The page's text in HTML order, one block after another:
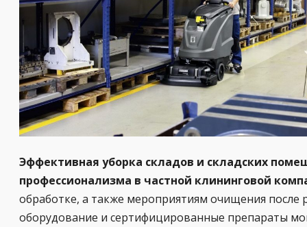
Эффективная уборка складов и складских
профессионализма в частной клининговой
обработке, а также мероприятиям очищения
оборудование и сертифицированные препараты